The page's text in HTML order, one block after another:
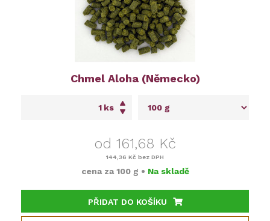
Chmel Aloha (Německo)
ks
od 161,68 Kč
144,36 Kč bez DPH
cena za 100 g • Na skladě
PŘIDAT DO KOŠÍKU